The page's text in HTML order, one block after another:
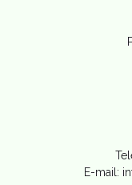
E-mail: